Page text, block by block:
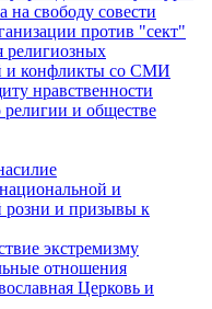
на свободу совести
против "сект"
и конфликты со СМИ
нравственности
и обществе
и
розни и призывы к
экстремизму
отношения
Церковь и